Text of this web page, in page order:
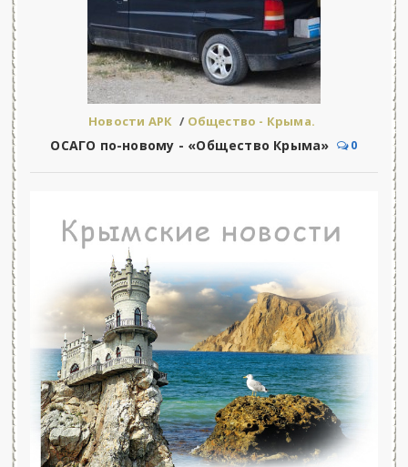
Новости АРК / Общество - Крыма.
ОСАГО по-новому - «Общество Крыма» 0